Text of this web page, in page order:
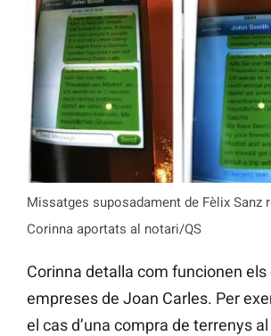
Missatges suposadament de Fèlix Sanz
Corinna aportats al notari/QS
Corinna detalla com funcionen
empreses de Joan Carles. Per
el cas d’una compra de terrenys